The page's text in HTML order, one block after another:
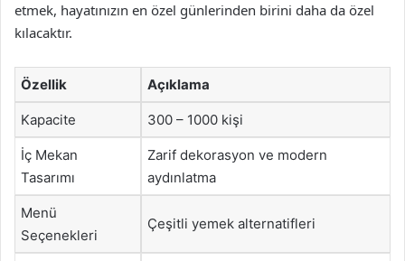
etmek, hayatınızın en özel günlerinden birini daha da özel
kılacaktır.
Özellik Açıklama
Kapacite 300 – 1000 kişi
İç Mekan
Tasarımı
Zarif dekorasyon ve modern
aydınlatma
Menü
Seçenekleri
Çeşitli yemek alternatifleri